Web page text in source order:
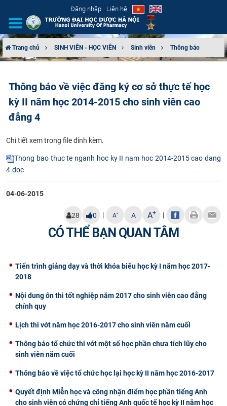
Đăng nhập Liên hệ
CƠ CẤU TỔ CHỨC
TUYỂN SINH
ĐÀO TẠO
ĐẢM BẢO CHẤT LƯỢNG
KHOA HỌC CÔNG NGHỆ
CỰU NGƯỜI HỌC
Trang chủ SINH VIÊN - HỌC VIÊN Sinh viên Thông báo
Thông báo về việc đăng ký cơ sở thực tế học
kỳ II năm học 2014-2015 cho sinh viên cao
đẳng 4
C​hi tiết xem trong file đính kèm.
Thong bao thuc te nganh hoc ky II nam hoc 2014-2015 cao dang
4.doc
04-06-2015
28 0 | A- A A+ |
CÓ THỂ BẠN QUAN TÂM
Tiến trình giảng dạy và thời khóa biểu học kỳ I năm học 2017-
2018
Nội dung ôn thi tốt nghiệp năm 2017 cho sinh viên cao đẳng
chính quy
Lịch thi vớt năm học 2016-2017 cho sinh viên năm cuối
Thông báo tổ chức thi vớt một số học phần chưa tích lũy cho
sinh viên năm cuối
Thông báo về việc tổ chức học lại học kỳ II năm học 2016-2017
Quyết định Miễn học và công nhận điểm học phần tiếng Anh
cho sinh viên có chứng chỉ tiếng Anh quốc tế học kỳ II năm học